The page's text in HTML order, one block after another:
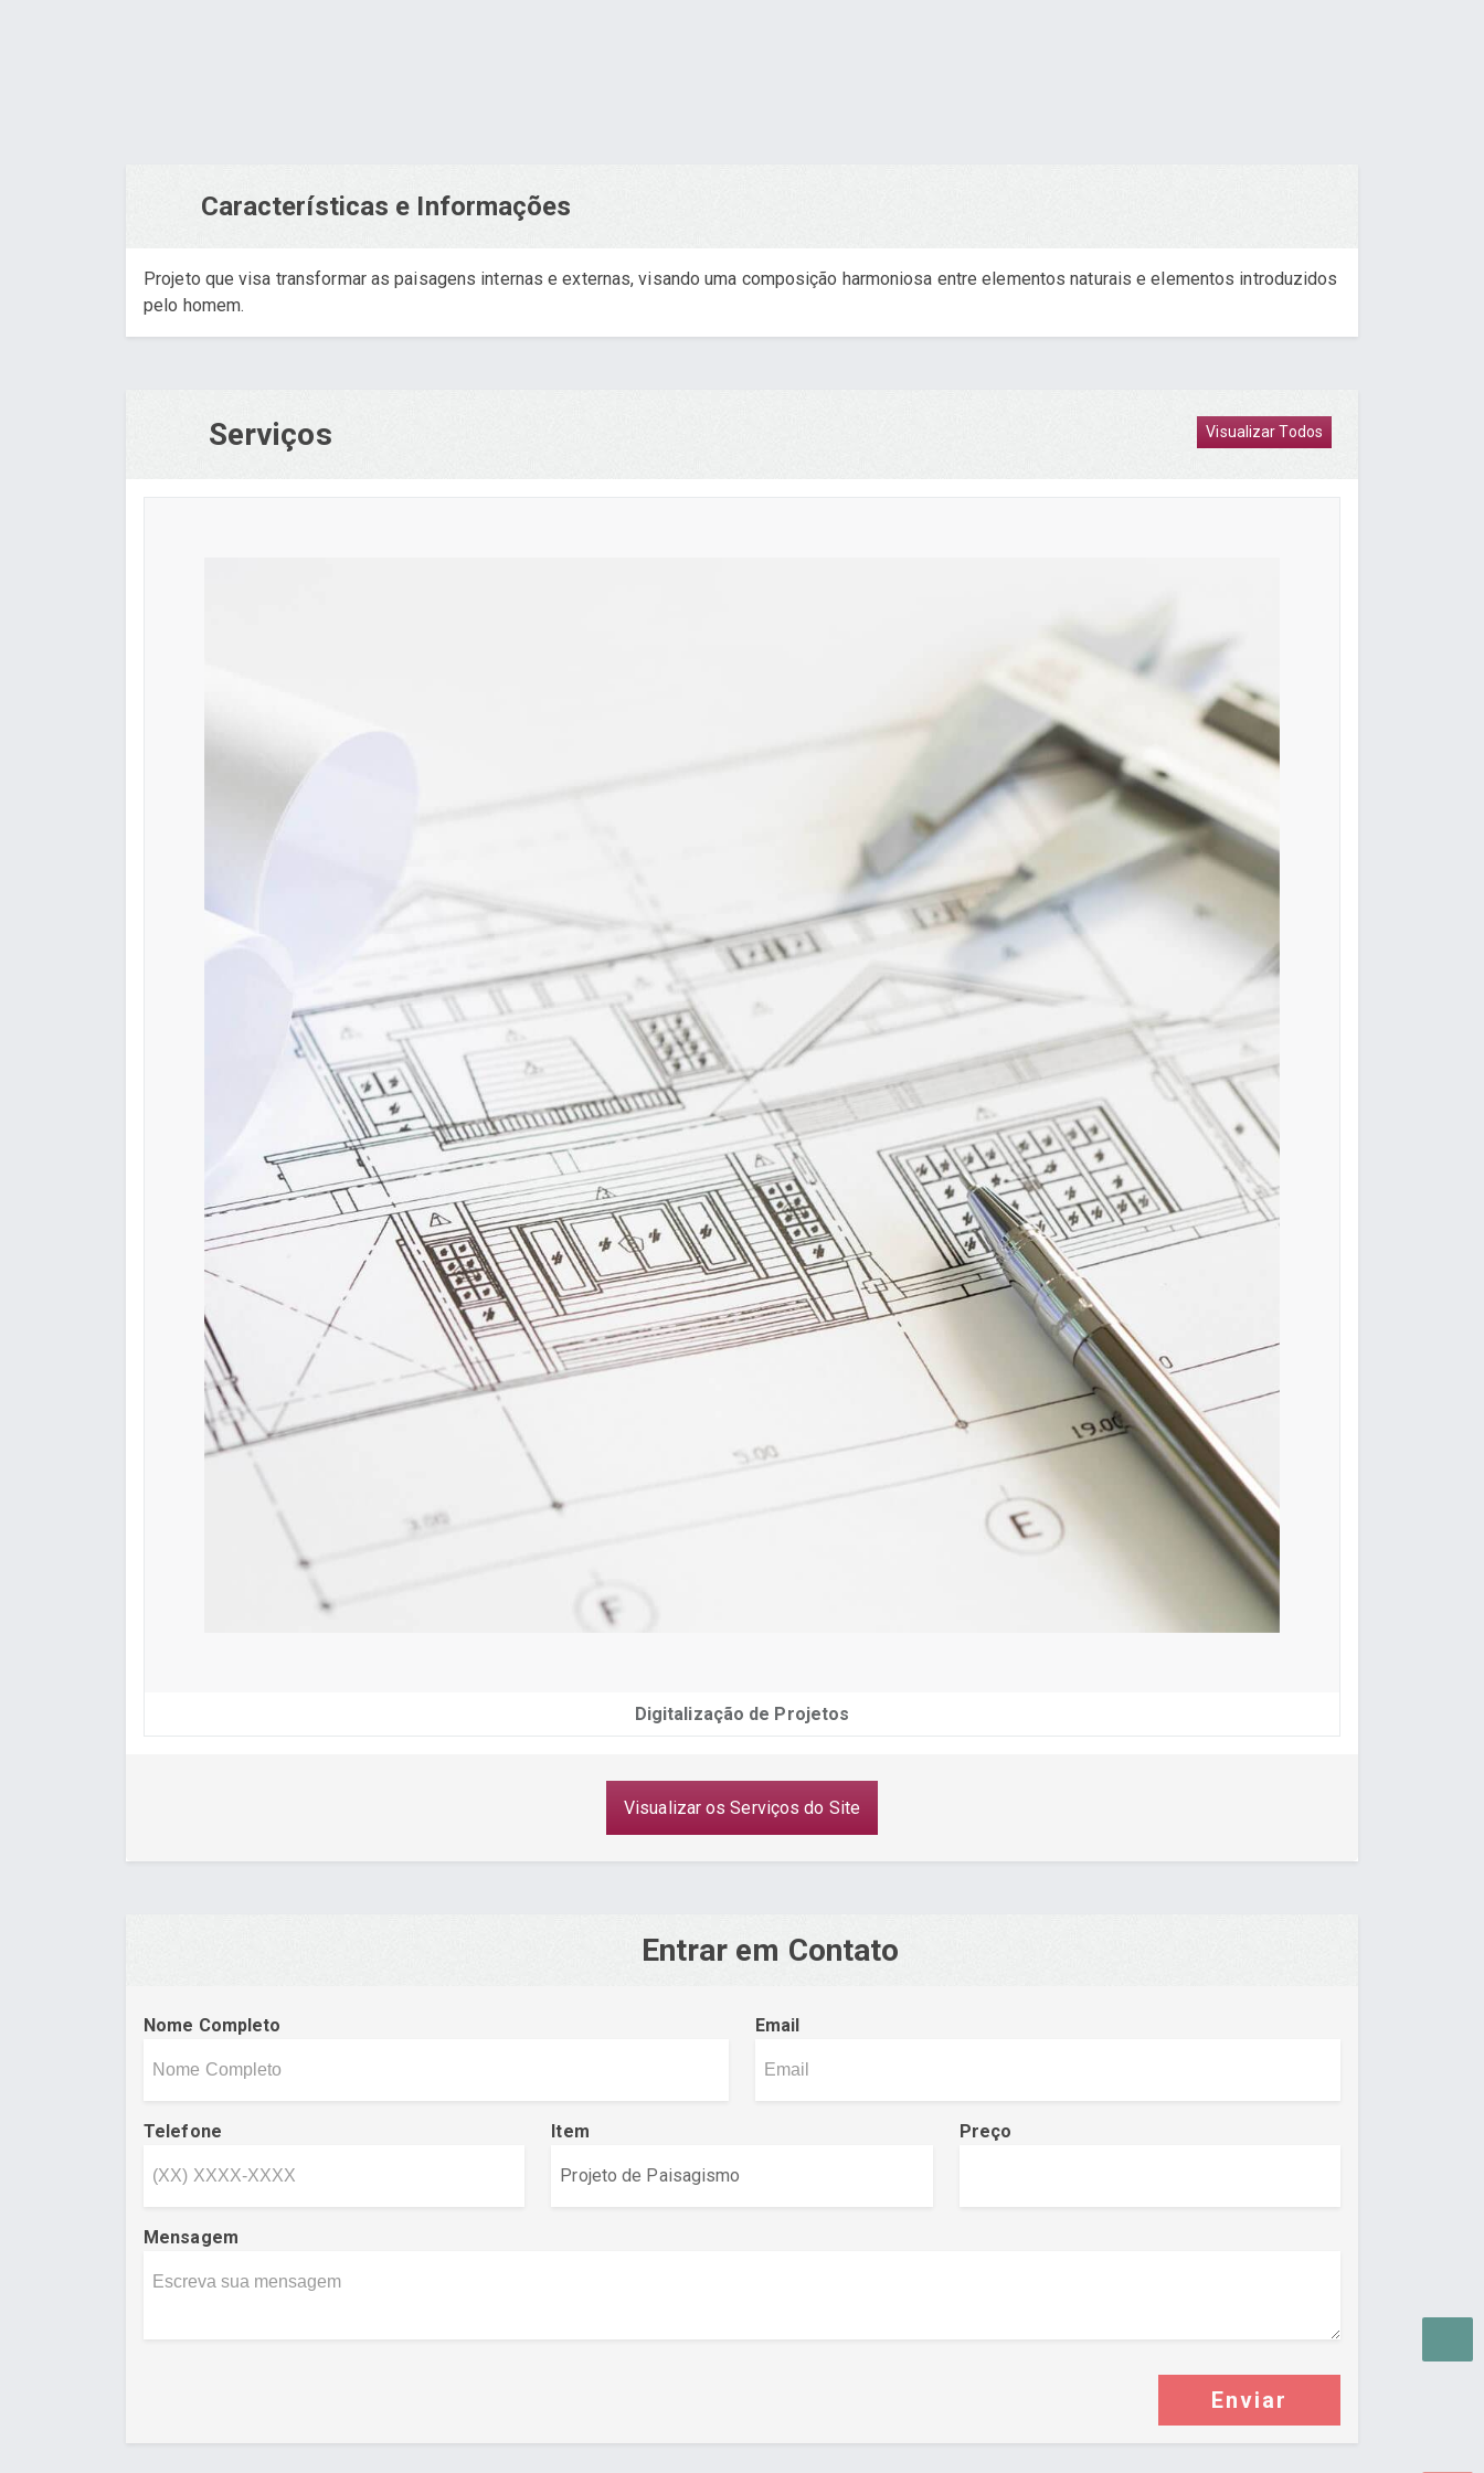
Características e Informações
Projeto que visa transformar as paisagens internas e externas, visando uma composição harmoniosa entre elementos naturais e elementos introduzidos
pelo homem.
Serviços Visualizar Todos
Digitalização de Projetos
Visualizar os Serviços do Site
Entrar em Contato
Nome Completo Email
Telefone Item Preço
Mensagem
Enviar